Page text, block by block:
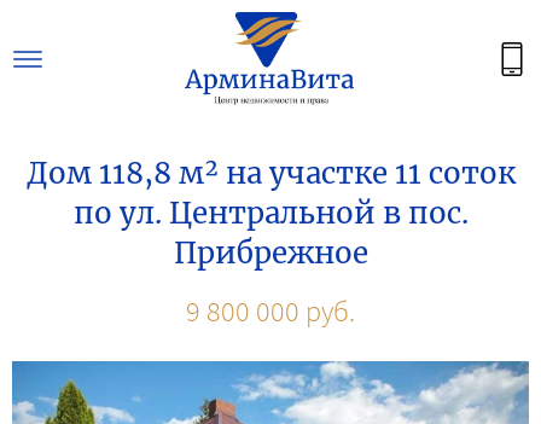
Дом 118,8 м² на участке 11 соток
по ул. Центральной в пос.
Прибрежное
9 800 000 руб.